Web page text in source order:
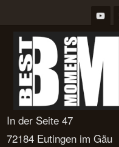
springen
In der Seite 47
72184 Eutingen im Gäu